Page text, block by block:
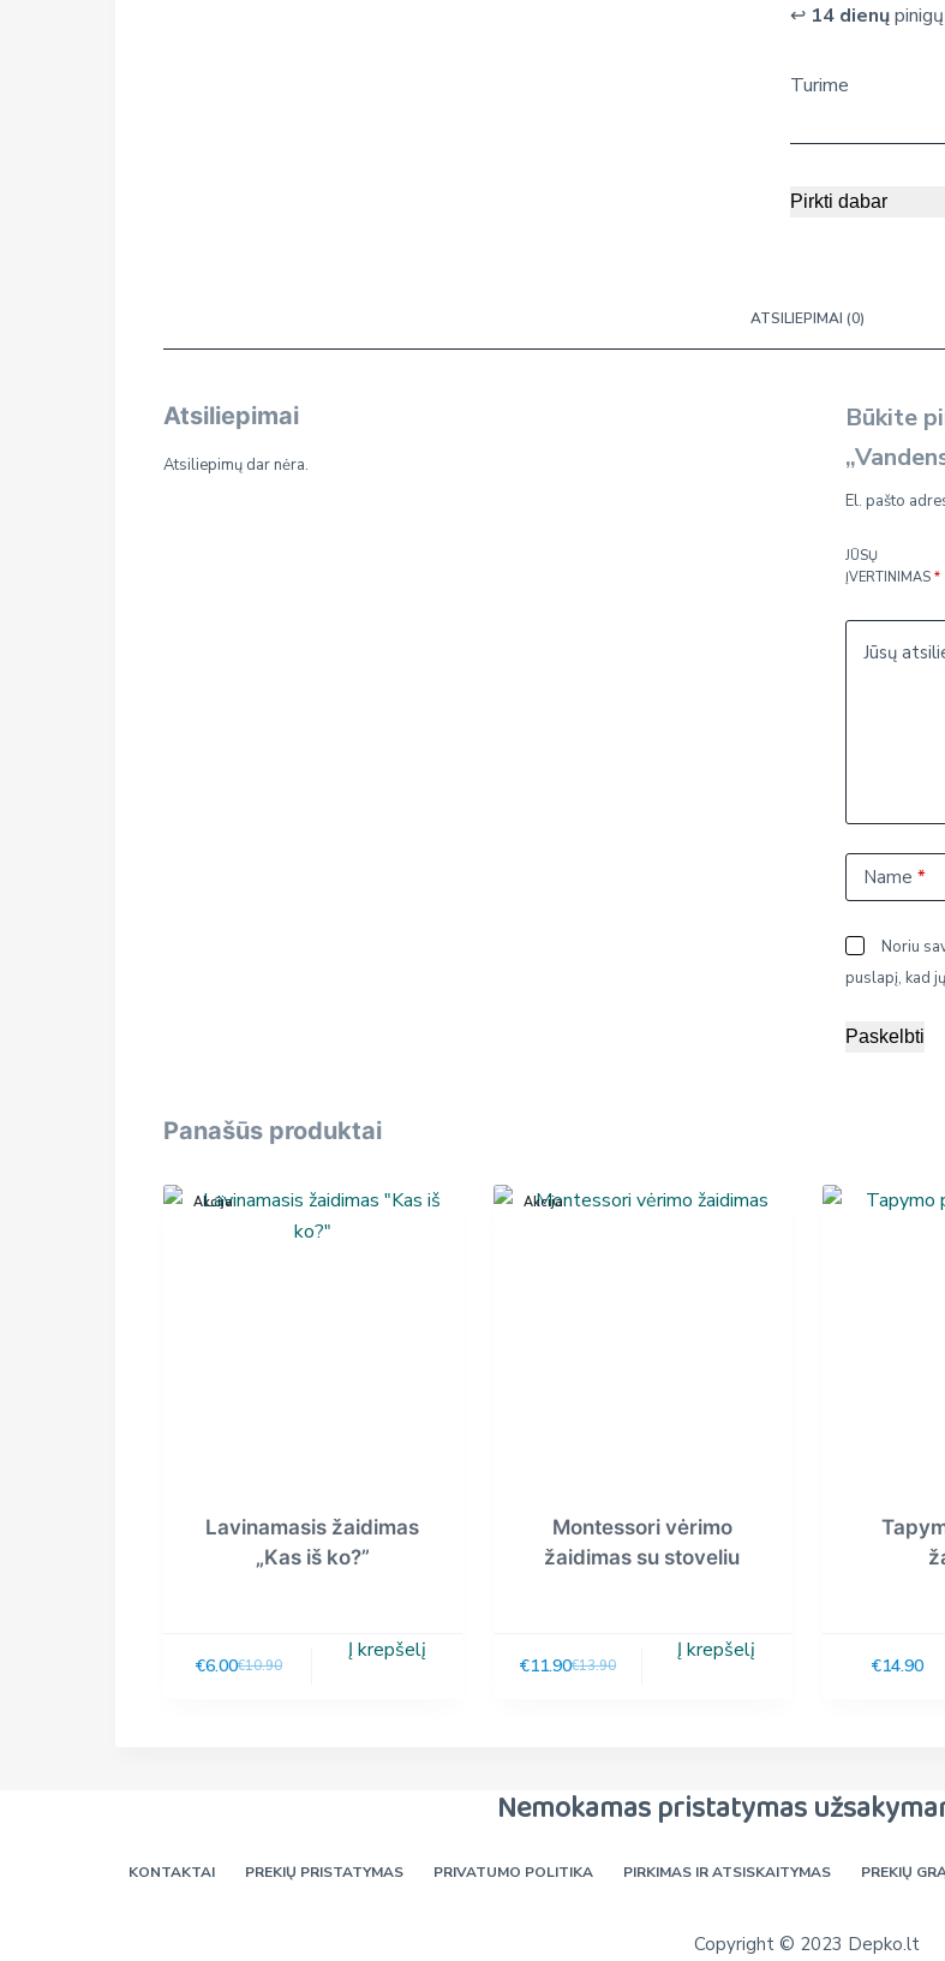
↩️ 14 dienų
Turime
Pirkti dabar
ATSILIEPIMAI (0)
Atsiliepimai
Atsiliepimų dar nėra.
Būkite
El. pašto
JŪSŲ
ĮVERTINIMAS*
Jūsų
Name *
Noriu
puslapį, kad
Paskelbti
Panašūs produktai
Akcija
Lavinamasis žaidimas
„Kas iš ko?”
€10.90
€6.00
Į krepšelį
Akcija
Montessori vėrimo
žaidimas su stoveliu
€13.90
€11.90
Į krepšelį
€14.90
Nemokamas pristatymas
KONTAKTAI PREKIŲ PRISTATYMAS PRIVATUMO POLITIKA PIRKIMAS IR ATSISKAITYMAS PREKIŲ
Copyright © 2023 Depko.lt